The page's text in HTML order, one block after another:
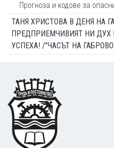
Прогноза и кодове за
ТАНЯ ХРИСТОВА В ДЕНЯ НА
ПРЕДПРИЕМЧИВИЯТ НИ
УСПЕХА! /"ЧАСЪТ НА
Footer